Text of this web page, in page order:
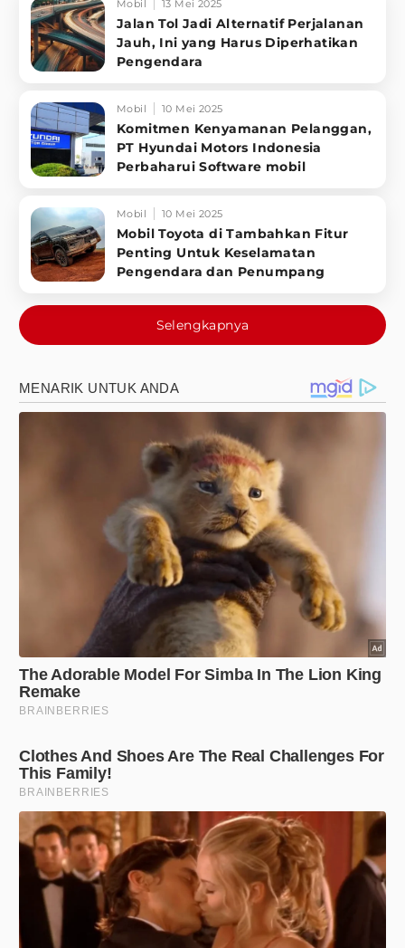
Mobil 13 Mei 2025
Jalan Tol Jadi Alternatif Perjalanan
Jauh, Ini yang Harus Diperhatikan
Pengendara
Mobil 10 Mei 2025
Komitmen Kenyamanan Pelanggan,
PT Hyundai Motors Indonesia
Perbaharui Software mobil
Mobil 10 Mei 2025
Mobil Toyota di Tambahkan Fitur
Penting Untuk Keselamatan
Pengendara dan Penumpang
Selengkapnya